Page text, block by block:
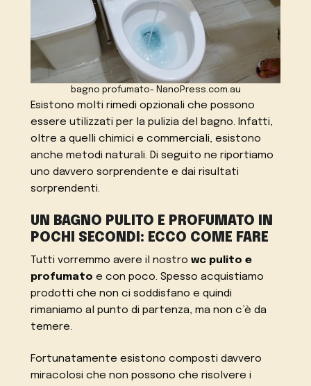
bagno profumato- NanoPress.com.au
Esistono molti rimedi opzionali che possono
essere utilizzati per la pulizia del bagno. Infatti,
oltre a quelli chimici e commerciali, esistono
anche metodi naturali. Di seguito ne riportiamo
uno davvero sorprendente e dai risultati
sorprendenti.
UN BAGNO PULITO E PROFUMATO IN
POCHI SECONDI: ECCO COME FARE
Tutti vorremmo avere il nostrowc pulito e
profumato e con poco. Spesso acquistiamo
prodotti che non ci soddisfano e quindi
rimaniamo al punto di partenza, ma non c’è da
temere.
Fortunatamente esistono composti davvero
miracolosi che non possono che risolvere i